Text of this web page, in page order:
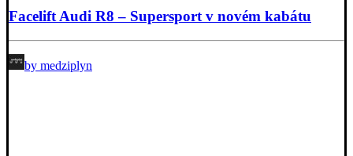
Facelift Audi R8 – Supersport v novém kabátu
by medziplyn